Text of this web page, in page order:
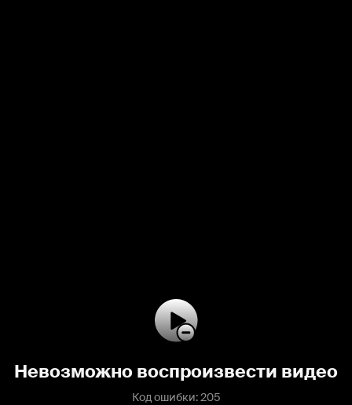
Невозможно воспроизвести видео
Код ошибки: 205